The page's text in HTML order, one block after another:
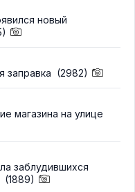
новый
заправка (2982)
магазина на улице
заблудившихся
(1889)